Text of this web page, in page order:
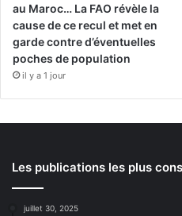
au Maroc… La FAO révèle la
cause de ce recul et met en
garde contre d’éventuelles
poches de population
il y a 1 jour
Les publications les plus
juillet 30, 2025